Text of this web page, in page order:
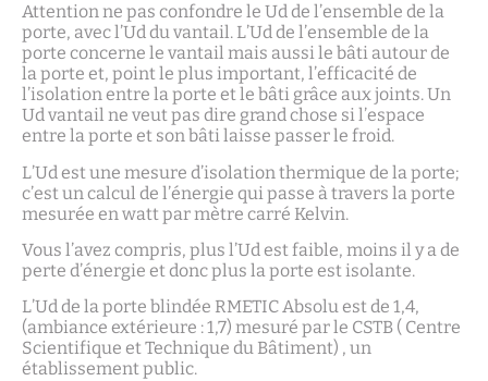
Attention ne pas confondre le Ud de l’ensemble de la
porte, avec l’Ud du vantail. L’Ud de l’ensemble de la
porte concerne le vantail mais aussi le bâti autour de
la porte et, point le plus important, l’efficacité de
l’isolation entre la porte et le bâti grâce aux joints. Un
Ud vantail ne veut pas dire grand chose si l’espace
entre la porte et son bâti laisse passer le froid.
L’Ud est une mesure d’isolation thermique de la porte;
c’est un calcul de l’énergie qui passe à travers la porte
mesurée en watt par mètre carré Kelvin.
Vous l’avez compris, plus l’Ud est faible, moins il y a de
perte d’énergie et donc plus la porte est isolante.
L’Ud de la porte blindée RMETIC Absolu est de 1,4,
(ambiance extérieure : 1,7) mesuré par le CSTB ( Centre
Scientifique et Technique du Bâtiment) , un
établissement public.